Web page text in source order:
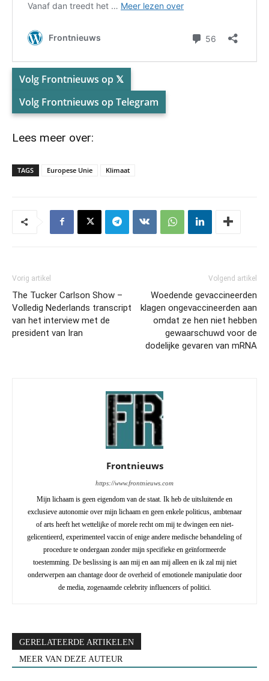
Volg Frontnieuws op 𝕏
Volg Frontnieuws op Telegram
Lees meer over:
TAGS Europese Unie Klimaat
Vorig artikel
The Tucker Carlson Show –
Volledig Nederlands transcript
van het interview met de
president van Iran
Volgend artikel
Woedende gevaccineerden
klagen ongevaccineerden aan
omdat ze hen niet hebben
gewaarschuwd voor de
dodelijke gevaren van mRNA
Frontnieuws
https://www.frontnieuws.com
Mijn lichaam is geen eigendom van de staat. Ik heb de uitsluitende en
exclusieve autonomie over mijn lichaam en geen enkele politicus, ambtenaar
of arts heeft het wettelijke of morele recht om mij te dwingen een niet-
gelicentieerd, experimenteel vaccin of enige andere medische behandeling of
procedure te ondergaan zonder mijn specifieke en geïnformeerde
toestemming. De beslissing is aan mij en aan mij alleen en ik zal mij niet
onderwerpen aan chantage door de overheid of emotionele manipulatie door
de media, zogenaamde celebrity influencers of politici.
GERELATEERDE ARTIKELEN
MEER VAN DEZE AUTEUR